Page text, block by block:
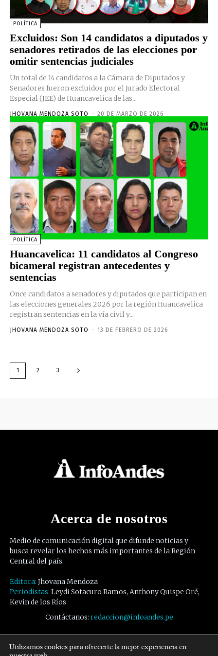
POLÍTICA
Excluidos: Son 14 candidatos a diputados y
senadores retirados de las elecciones por
omitir sentencias judiciales
Un total de 14 candidatos a la Cámara de Diputados y
Senadores fueron excluidos por el Jurado Electoral
Especial (JEE) de Huancavelica de las...
JHOVANA MENDOZA SOTO - 20 DE MARZO DE 2026
POLÍTICA
Huancavelica: 11 candidatos al Congreso
bicameral registran antecedentes y
sentencias
Once candidatos a senadores y diputados que participan en
las elecciones generales 2026 por la región Huancavelica
registran sentencias en la vía civil y...
JHOVANA MENDOZA SOTO - 13 DE FEBRERO DE 2026
1 2 3
Acerca de nosotros
Medio de comunicación digital que difunde noticias y
busca revelar los hechos más importantes de la Región
Central del país.
Editora: Jhovana Mendoza
Periodistas: Leydi Sotacuro Ramos, Anthony Quispe Oré,
Kevin de los Ríos
Contáctanos: redaccion@infoandes.pe
Síguenos
Utilizamos cookies para ofrecerte la mejor experiencia en